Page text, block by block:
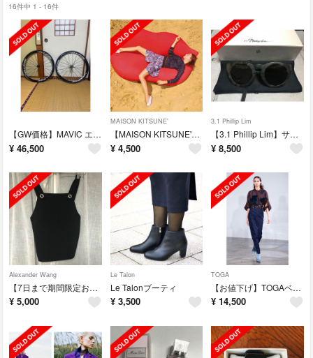
16件中 1 - 16件
【GW価格】MAVIC エリプス 前後セット
¥ 46,500
MAISON KITSUNE'
【MAISON KITSUNE'】巻きスカート
¥ 4,500
3.1 Phillip Lim
【3.1 Phillip Lim】サングラス
¥ 8,500
Alexander Wang
【7日まで期間限定お値下げ】T-ALEXANDER WANGビスチェ
¥ 5,000
Le Talon
Le Talonブーティ
¥ 3,500
TOGA
【お値下げ】TOGAベルト付きデニム
¥ 14,500